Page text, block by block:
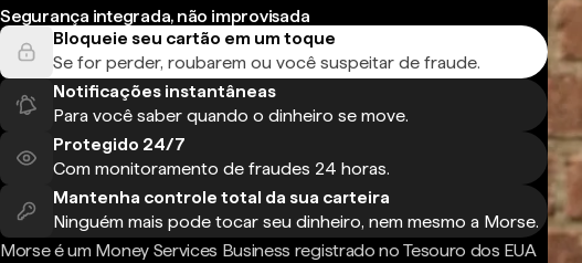
Segurança integrada, não improvisada
Bloqueie seu cartão em um toque
Se for perder, roubarem ou você suspeitar de fraude.
Notificações instantâneas
Para você saber quando o dinheiro se move.
Protegido 24/7
Com monitoramento de fraudes 24 horas.
Mantenha controle total da sua carteira
Ninguém mais pode tocar seu dinheiro, nem mesmo a Morse.
Morse é um Money Services Business registrado no Tesouro dos EUA